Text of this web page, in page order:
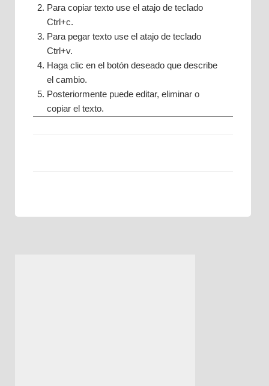
Para copiar texto use el atajo de teclado
Ctrl+c.
Para pegar texto use el atajo de teclado
Ctrl+v.
Haga clic en el botón deseado que describe
el cambio.
Posteriormente puede editar, eliminar o
copiar el texto.